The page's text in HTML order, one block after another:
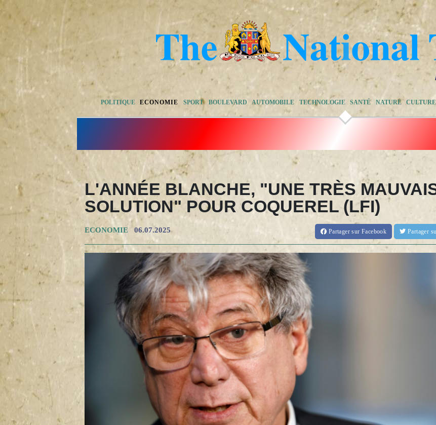
POLITIQUE ECONOMIE SPORT BOULEVARD AUTOMOBILE TECHNOLOGIE SANTÉ NATURE CULTURE
L'ANNÉE BLANCHE, "UNE TRÈS
SOLUTION" POUR COQUEREL (LFI)
ECONOMIE 06.07.2025 Partagersur Facebook Partager